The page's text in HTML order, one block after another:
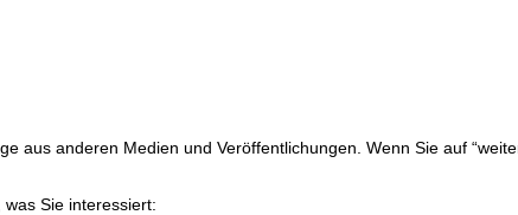
aus anderen Medien und Veröffentlichungen. Wenn Sie auf
Sie interessiert: